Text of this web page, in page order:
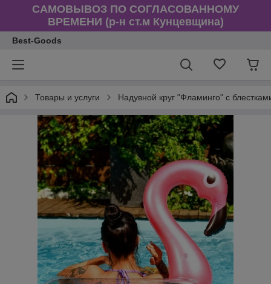
САМОВЫВОЗ ПО СОГЛАСОВАННОМУ
ВРЕМЕНИ (р-н ст.м Кунцевщина)
Best-Goods
Товары и услуги Надувной круг "Фламинго" с